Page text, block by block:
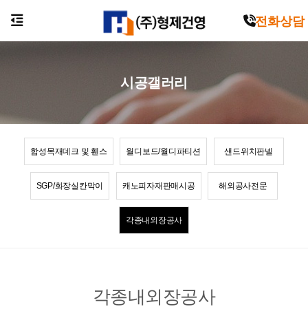
전화상담
합성목재데크 및 휀스 월디보드/월디파티션 샌드위치판넬
SGP/화장실칸막이 캐노피자재판매시공 해외공사전문
각종내외장공사
시공갤러리
각종내외장공사